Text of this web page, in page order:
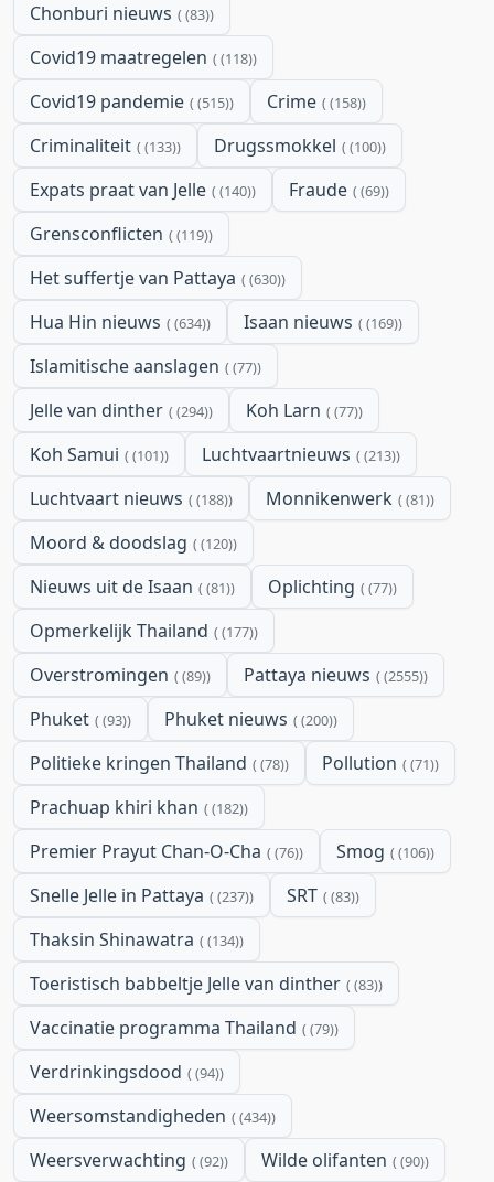
Chonburi nieuws (83)
Covid19 maatregelen (118)
Covid19 pandemie (515) Crime (158)
Criminaliteit (133) Drugssmokkel (100)
Expats praat van Jelle (140) Fraude (69)
Grensconflicten (119)
Het suffertje van Pattaya (630)
Hua Hin nieuws (634) Isaan nieuws (169)
Islamitische aanslagen (77)
Jelle van dinther (294) Koh Larn (77)
Koh Samui (101) Luchtvaartnieuws (213)
Luchtvaart nieuws (188) Monnikenwerk (81)
Moord & doodslag (120)
Nieuws uit de Isaan (81) Oplichting (77)
Opmerkelijk Thailand (177)
Overstromingen (89) Pattaya nieuws (2555)
Phuket (93) Phuket nieuws (200)
Politieke kringen Thailand (78) Pollution (71)
Prachuap khiri khan (182)
Premier Prayut Chan-O-Cha (76) Smog (106)
Snelle Jelle in Pattaya (237) SRT (83)
Thaksin Shinawatra (134)
Toeristisch babbeltje Jelle van dinther (83)
Vaccinatie programma Thailand (79)
Verdrinkingsdood (94)
Weersomstandigheden (434)
Weersverwachting (92) Wilde olifanten (90)